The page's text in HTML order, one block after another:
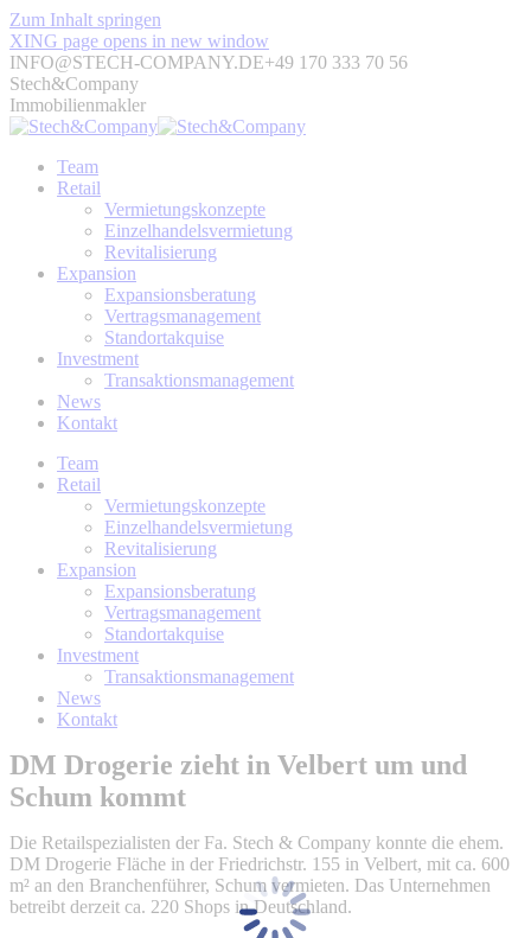
Zum Inhalt springen
XING page opens in new window
INFO@STECH-COMPANY.DE+49 170 333 70 56
Stech&Company
Immobilienmakler
Team
Retail
Vermietungskonzepte
Einzelhandelsvermietung
Revitalisierung
Expansion
Expansionsberatung
Vertragsmanagement
Standortakquise
Investment
Transaktionsmanagement
News
Kontakt
Team
Retail
Vermietungskonzepte
Einzelhandelsvermietung
Revitalisierung
Expansion
Expansionsberatung
Vertragsmanagement
Standortakquise
Investment
Transaktionsmanagement
News
Kontakt
DM Drogerie zieht in Velbert um und
Schum kommt
Die Retailspezialisten der Fa. Stech & Company konnte die ehem.
DM Drogerie Fläche in der Friedrichstr. 155 in Velbert, mit ca. 600
m² an den Branchenführer, Schum vermieten. Das Unternehmen
betreibt derzeit ca. 220 Shops in Deutschland.